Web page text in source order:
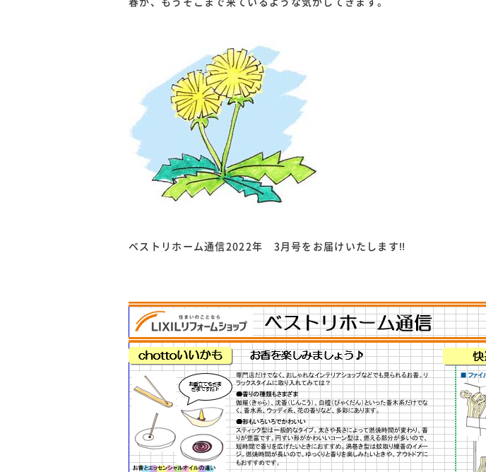
春が、もうそこまで来ているような気がしてきます。
ベストリホーム通信2022年 3月号をお届けいたします‼